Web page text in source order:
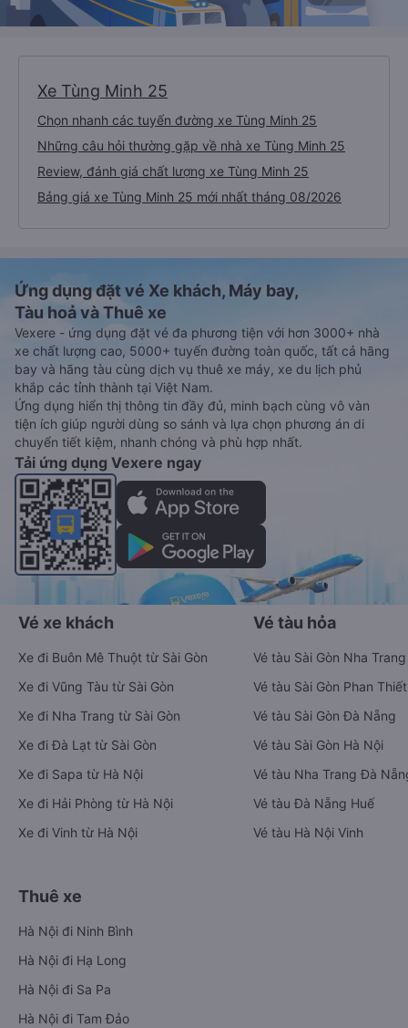
Xe Tùng Minh 25
Chọn nhanh các tuyến đường xe Tùng Minh 25
Những câu hỏi thường gặp về nhà xe Tùng Minh 25
Review, đánh giá chất lượng xe Tùng Minh 25
Bảng giá xe Tùng Minh 25 mới nhất tháng 08/2026
Ứng dụng đặt vé Xe khách, Máy bay,
Tàu hoả và Thuê xe
Vexere - ứng dụng đặt vé đa phương tiện với hơn 3000+ nhà
xe chất lượng cao, 5000+ tuyến đường toàn quốc, tất cả hãng
bay và hãng tàu cùng dịch vụ thuê xe máy, xe du lịch phủ
khắp các tỉnh thành tại Việt Nam.
Ứng dụng hiển thị thông tin đầy đủ, minh bạch cùng vô vàn
tiện ích giúp người dùng so sánh và lựa chọn phương án di
chuyển tiết kiệm, nhanh chóng và phù hợp nhất.
Tải ứng dụng Vexere ngay
Vé xe khách
Xe đi Buôn Mê Thuột từ Sài Gòn
Xe đi Vũng Tàu từ Sài Gòn
Xe đi Nha Trang từ Sài Gòn
Xe đi Đà Lạt từ Sài Gòn
Xe đi Sapa từ Hà Nội
Xe đi Hải Phòng từ Hà Nội
Xe đi Vinh từ Hà Nội
Vé tàu hỏa
Vé tàu Sài Gòn Nha Trang
Vé tàu Sài Gòn Phan Thiết
Vé tàu Sài Gòn Đà Nẵng
Vé tàu Sài Gòn Hà Nội
Vé tàu Nha Trang Đà
Vé tàu Đà Nẵng Huế
Vé tàu Hà Nội Vinh
Thuê xe
Hà Nội đi Ninh Bình
Hà Nội đi Hạ Long
Hà Nội đi Sa Pa
Hà Nội đi Tam Đảo